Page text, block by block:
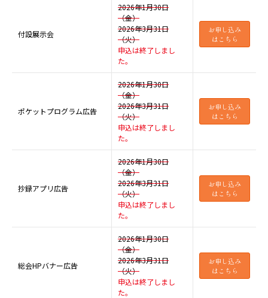
付設展示会
2026年1月30日
（金）
2026年3月31日
（火）
申込は終了しまし
た。
お申し込み
はこちら
ポケットプログラム広告
2026年1月30日
（金）
2026年3月31日
（火）
申込は終了しまし
た。
お申し込み
はこちら
抄録アプリ広告
2026年1月30日
（金）
2026年3月31日
（火）
申込は終了しまし
た。
お申し込み
はこちら
総会HPバナー広告
2026年1月30日
（金）
2026年3月31日
（火）
申込は終了しまし
た。
お申し込み
はこちら